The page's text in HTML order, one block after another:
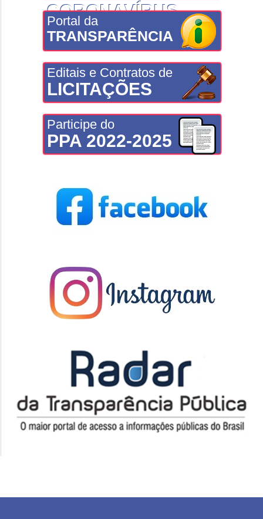
CORONAVÍRUS
Portal da
TRANSPARÊNCIA
Editais e Contratos de
LICITAÇÕES
Participe do
PPA 2022-2025